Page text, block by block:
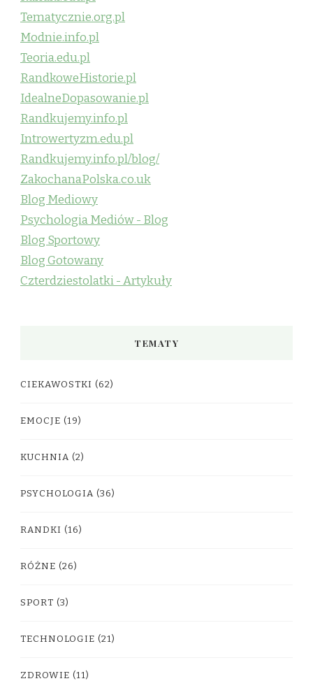
Tematycznie.org.pl
Modnie.info.pl
Teoria.edu.pl
RandkoweHistorie.pl
IdealneDopasowanie.pl
Randkujemy.info.pl
Introwertyzm.edu.pl
Randkujemy.info.pl/blog/
ZakochanaPolska.co.uk
Blog Mediowy
Psychologia Mediów - Blog
Blog Sportowy
Blog Gotowany
Czterdziestolatki - Artykuły
TEMATY
CIEKAWOSTKI (62)
EMOCJE (19)
KUCHNIA (2)
PSYCHOLOGIA (36)
RANDKI (16)
RÓŻNE (26)
SPORT (3)
TECHNOLOGIE (21)
ZDROWIE (11)